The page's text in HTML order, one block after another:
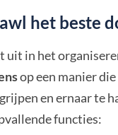
het beste
uit in het
op een manier
en ernaar te
functies: